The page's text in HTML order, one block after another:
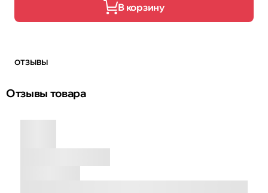
В корзину
ОТЗЫВЫ
Отзывы товара